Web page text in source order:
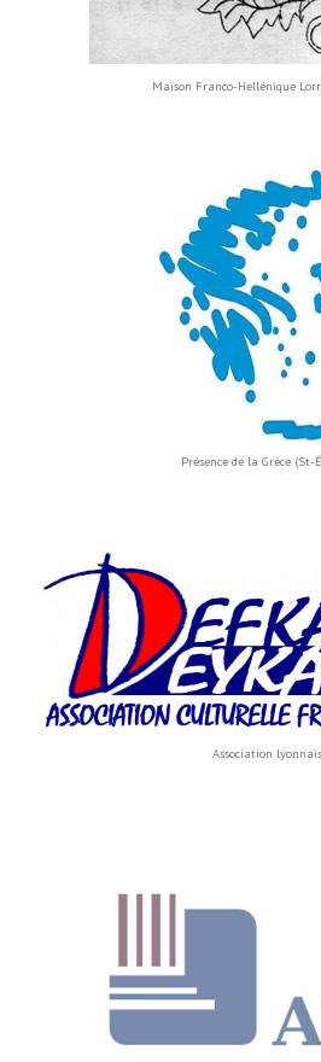
Maison Franco-Hellénique
Présence de la Grèce (St-
Association